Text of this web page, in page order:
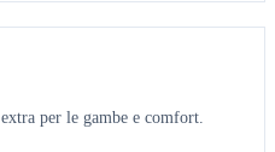
per le gambe e comfort.